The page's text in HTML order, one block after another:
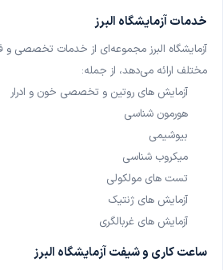
آزمایشگاه حسینی نژاد شیراز
شیراز، نمونه‌گیری در منزل
آزمایشگاه پاتوبیولوژی کوروش
کرج، نمونه‌گیری در منزل
ارومیه
آزمایشگاه دکتر رضایی شیراز
شیراز، نمونه‌گیری در منزل
آزمایشگاه پاتوبیولوژی بهین تهران
تهران، نمونه‌گیری در منزل
خدمات آزمایشگاه البرز
آزمایشگاه البرز مجموعه‌ای از خدمات تخصصی
مختلف ارائه می‌دهد، از جمله:
آزمایش های روتین و تخصصی خون و ادرار
هورمون شناسی
بیوشیمی
میکروب شناسی
تست های مولکولی
آزمایش های ژنتیک
آزمایش های غربالگری
ساعت کاری و شیفت آزمایشگاه البرز